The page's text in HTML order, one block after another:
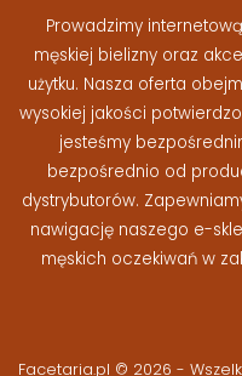
Prowadzimy
męskiej bielizny oraz
użytku. Nasza oferta
wysokiej jakości
jesteśmy
bezpośrednio od
dystrybutorów.
nawigację naszego e-
męskich oczekiwań w
Facetaria.pl © 2026 -